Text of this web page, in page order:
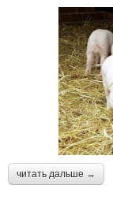
читать дальше →